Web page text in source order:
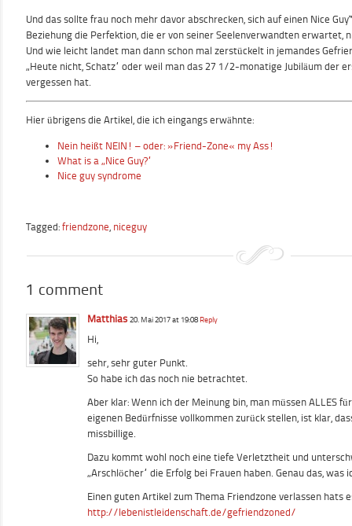
Und das sollte frau noch mehr davor abschrecken, sich auf einen Nice
Beziehung die Perfektion, die er von seiner Seelenverwandten erwartet,
Und wie leicht landet man dann schon mal zerstückelt in jemandes
„Heute nicht, Schatz“ oder weil man das 27 1/2-monatige Jubiläum der
vergessen hat.
Hier übrigens die Artikel, die ich eingangs erwähnte:
Nein heißt NEIN! – oder: »Friend-Zone« my Ass!
What is a „Nice Guy?“
Nice guy syndrome
Tagged: friendzone, niceguy
1 comment
Matthias 20. Mai 2017 at 19:08 Reply
Hi,
sehr, sehr guter Punkt.
So habe ich das noch nie betrachtet.
Aber klar: Wenn ich der Meinung bin, man müssen ALLES
eigenen Bedürfnisse vollkommen zurück stellen, ist klar,
missbillige.
Dazu kommt wohl noch eine tiefe Verletztheit und
„Arschlöcher“ die Erfolg bei Frauen haben. Genau das, was
Einen guten Artikel zum Thema Friendzone verlassen hats
http://lebenistleidenschaft.de/gefriendzoned/